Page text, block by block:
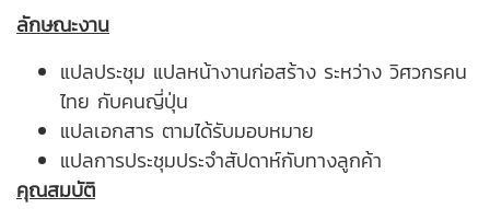
ลักษณะงาน
แปลประชุม แปลหน้างานก่อสร้าง ระหว่าง วิศวกรคน
ไทย กับคนญี่ปุ่น
แปลเอกสาร ตามได้รับมอบหมาย
แปลการประชุมประจำสัปดาห์กับทางลูกค้า
คุณสมบัติ